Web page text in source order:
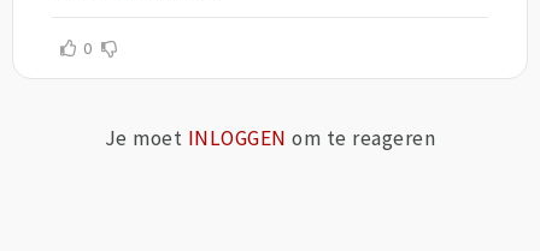
0
Je moet INLOGGEN om te reageren